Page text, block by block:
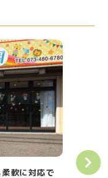
！】